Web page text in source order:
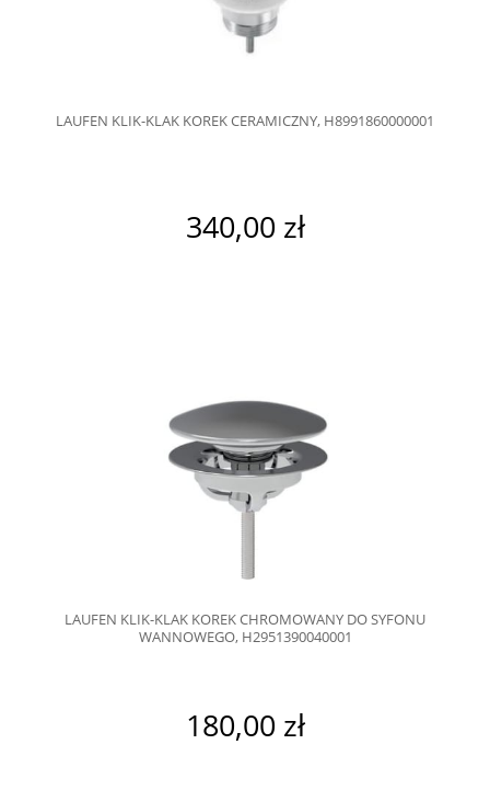
LAUFEN KLIK-KLAK KOREK CERAMICZNY, H8991860000001
340,00 zł
LAUFEN KLIK-KLAK KOREK CHROMOWANY DO SYFONU
WANNOWEGO, H2951390040001
180,00 zł